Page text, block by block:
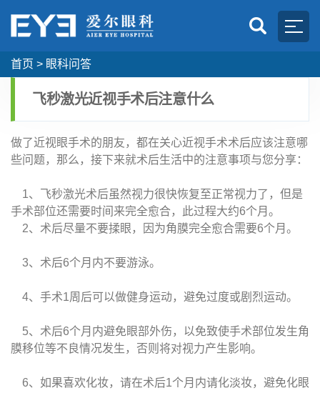
首页 > 眼科问答
飞秒激光近视手术后注意什么
做了近视眼手术的朋友，都在关心近视手术术后应该注意哪
些问题，那么，接下来就术后生活中的注意事项与您分享：
1、飞秒激光术后虽然视力很快恢复至正常视力了，但是
手术部位还需要时间来完全愈合，此过程大约6个月。
2、术后尽量不要揉眼，因为角膜完全愈合需要6个月。
3、术后6个月内不要游泳。
4、手术1周后可以做健身运动，避免过度或剧烈运动。
5、术后6个月内避免眼部外伤，以免致使手术部位发生角
膜移位等不良情况发生，否则将对视力产生影响。
6、如果喜欢化妆，请在术后1个月内请化淡妆，避免化眼